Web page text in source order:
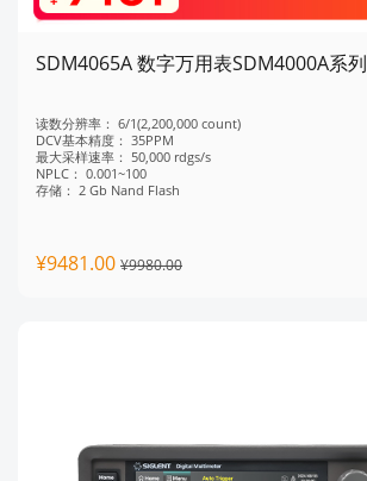
SDM4065A 数字万用表SDM4000A系列
读数分辨率： 6/1(2,200,000 count)
DCV基本精度： 35PPM
最大采样速率： 50,000 rdgs/s
NPLC： 0.001~100
存储： 2 Gb Nand Flash
¥9481.00 ¥9980.00